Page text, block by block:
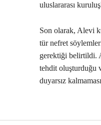
uluslararası
Son olarak, Alevi
tür nefret
gerektiği belirtildi.
tehdit oluşturduğu
duyarsız